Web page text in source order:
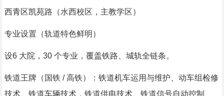
西青区凯苑路（水西校区，主教学区）
专业设置（轨道特色鲜明）
设6 大院，30 个专业，覆盖铁路、城轨全链条。
铁道王牌（国铁 / 高铁）：铁道机车运用与维护、动车组检修
技术、铁道车辆技术，铁道供电技术、铁道信号自动控制、